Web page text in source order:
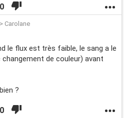
0
> Carolane
le flux est très faible, le sang a le
de couleur) avant
?
0